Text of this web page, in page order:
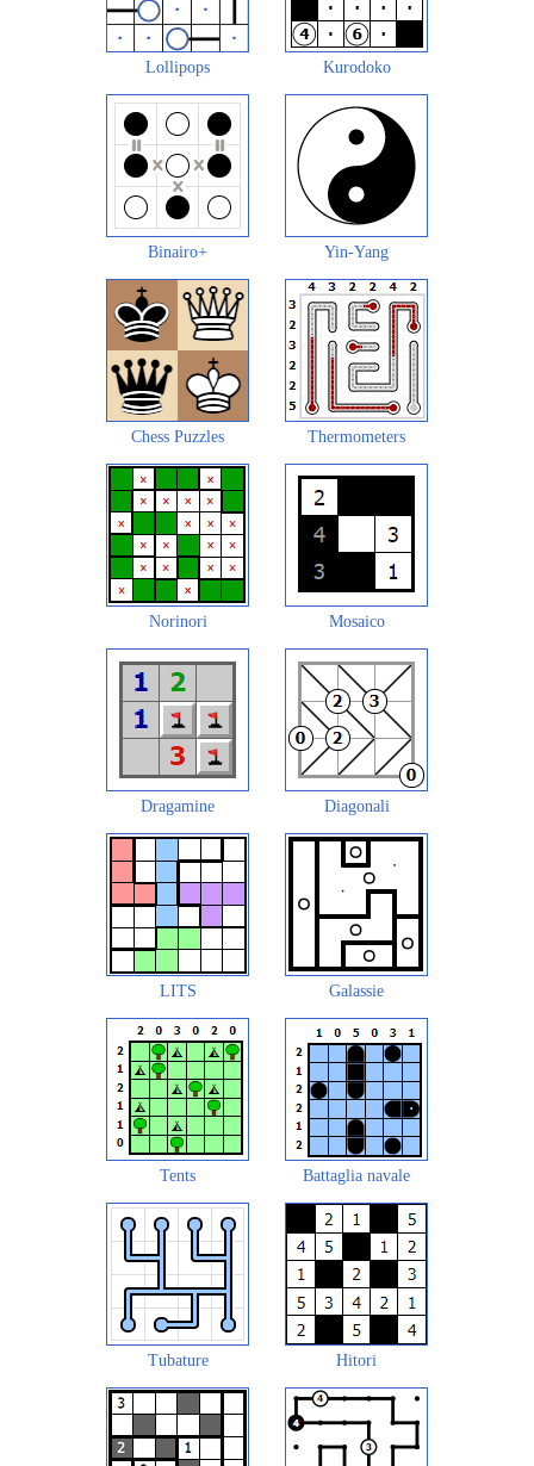
Lollipops Kurodoko
Binairo+ Yin-Yang
Chess Puzzles Thermometers
Norinori Mosaico
Dragamine Diagonali
LITS Galassie
Tents Battaglia navale
Tubature Hitori